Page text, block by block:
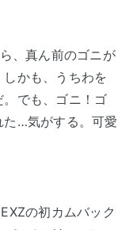
、真ん前のゴニが
かも、うちわを
でも、ゴニ！ゴ
た…気がする。可愛
の初カムバック